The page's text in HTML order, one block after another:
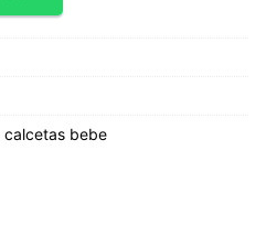
calcetas bebe